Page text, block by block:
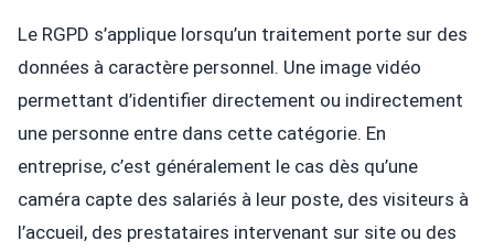
Le RGPD s’applique lorsqu’un traitement porte sur des
données à caractère personnel. Une image vidéo
permettant d’identifier directement ou indirectement
une personne entre dans cette catégorie. En
entreprise, c’est généralement le cas dès qu’une
caméra capte des salariés à leur poste, des visiteurs à
l’accueil, des prestataires intervenant sur site ou des